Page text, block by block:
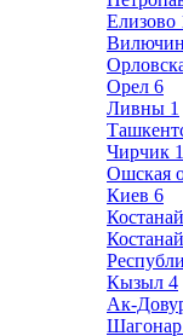
Елизово
Орел 6
Ливны 1
Чирчик 1
Ошская
Киев 6
Костанай
Кызыл 4
Ак-
Шагонар